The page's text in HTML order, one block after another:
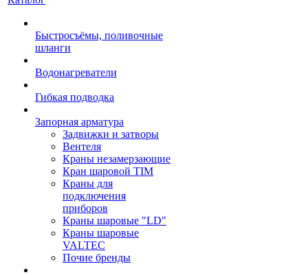
Быстросъёмы, поливочные
шланги
Водонагреватели
Гибкая подводка
Запорная арматура
Задвижки и затворы
Вентеля
Краны незамерзающие
Кран шаровой TIM
Краны для
подключения
приборов
Краны шаровые "LD"
Краны шаровые
VALTEC
Почие бренды